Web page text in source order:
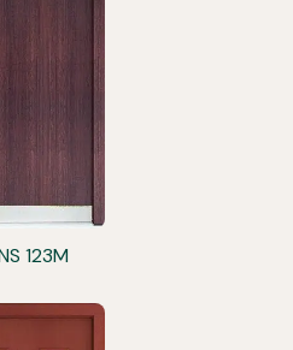
123M